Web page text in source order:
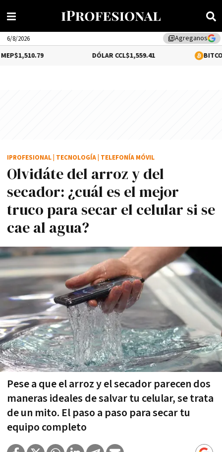
library_addAgreganos
6/8/2026
$1,559.41 0.2%
Olvidáte del arroz y del
secador: ¿cuál es el mejor
truco para secar el celular si se
cae al agua?
Pese a que el arroz y el secador parecen dos
maneras ideales de salvar tu celular, se trata
de un mito. El paso a paso para secar tu
equipo completo
IPROFESIONAL TECNOLOGÍA TELEFONÍA MÓVIL